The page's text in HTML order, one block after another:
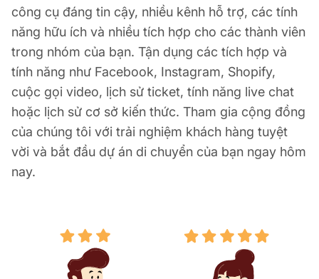
công cụ đáng tin cậy, nhiều kênh hỗ trợ, các tính
năng hữu ích và nhiều tích hợp cho các thành viên
trong nhóm của bạn. Tận dụng các tích hợp và
tính năng như Facebook, Instagram, Shopify,
cuộc gọi video, lịch sử ticket, tính năng live chat
hoặc lịch sử cơ sở kiến thức. Tham gia cộng đồng
của chúng tôi với trải nghiệm khách hàng tuyệt
vời và bắt đầu dự án di chuyển của bạn ngay hôm
nay.